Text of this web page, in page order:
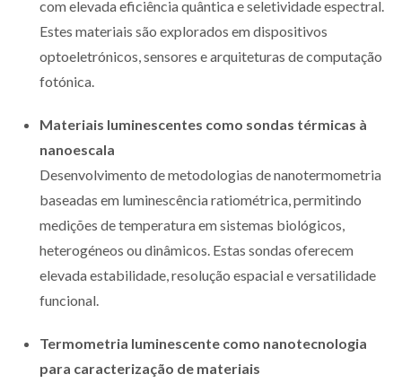
com elevada eficiência quântica e seletividade espectral.
Estes materiais são explorados em dispositivos
optoeletrónicos, sensores e arquiteturas de computação
fotónica.
Materiais luminescentes como sondas térmicas à
nanoescala
Desenvolvimento de metodologias de nanotermometria
baseadas em luminescência ratiométrica, permitindo
medições de temperatura em sistemas biológicos,
heterogéneos ou dinâmicos. Estas sondas oferecem
elevada estabilidade, resolução espacial e versatilidade
funcional.
Termometria luminescente como nanotecnologia
para caracterização de materiais